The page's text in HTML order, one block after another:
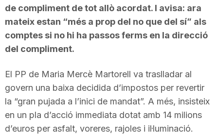
a
de compliment de tot allò acordat. I avisa: ara
mateix estan “més a prop del no que del sí” als
comptes si no hi ha passos ferms en la direcció
del compliment.
El PP de Maria Mercè Martorell va traslladar al
govern una baixa decidida d’impostos per revertir
la “gran pujada a l’inici de mandat”. A més, insisteix
en un pla d’acció immediata dotat amb 14 milions
d’euros per asfalt, voreres, rajoles i il·luminació.